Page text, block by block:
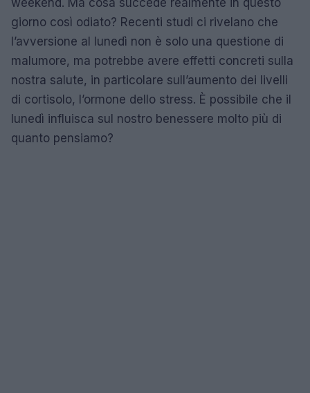
giorno così odiato? Recenti studi ci rivelano che
l’avversione al lunedì non è solo una questione di
malumore, ma potrebbe avere effetti concreti sulla
nostra salute, in particolare sull’aumento dei livelli
di cortisolo, l’ormone dello stress. È possibile che il
lunedì influisca sul nostro benessere molto più di
quanto pensiamo?